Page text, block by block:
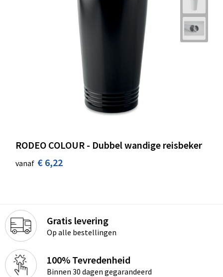
RODEO COLOUR - Dubbel wandige reisbeker
vanaf € 6,22
Gratis levering
Op alle bestellingen
100% Tevredenheid
Binnen 30 dagen gegarandeerd